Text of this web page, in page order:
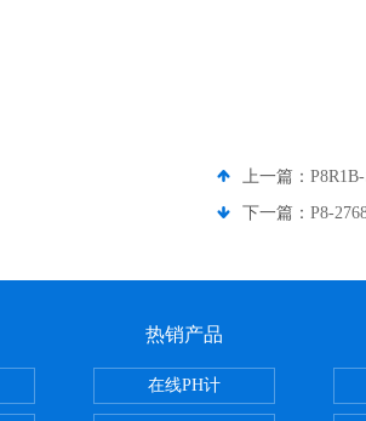
上一篇：
下一篇： P8-
热销产品
在线PH计